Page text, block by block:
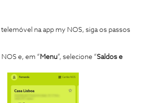
na app my NOS, siga os passos
e, em “ Menu”, selecione “Saldos e